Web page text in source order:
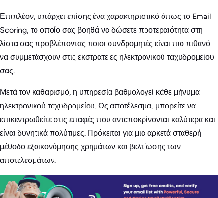
Επιπλέον, υπάρχει επίσης ένα χαρακτηριστικό όπως το Email
Scoring, το οποίο σας βοηθά να δώσετε προτεραιότητα στη
λίστα σας προβλέποντας ποιοι συνδρομητές είναι πιο πιθανό
να συμμετάσχουν στις εκστρατείες ηλεκτρονικού ταχυδρομείου
σας.
Μετά τον καθαρισμό, η υπηρεσία βαθμολογεί κάθε μήνυμα
ηλεκτρονικού ταχυδρομείου. Ως αποτέλεσμα, μπορείτε να
επικεντρωθείτε στις επαφές που ανταποκρίνονται καλύτερα και
είναι δυνητικά πολύτιμες. Πρόκειται για μια αρκετά σταθερή
μέθοδο εξοικονόμησης χρημάτων και βελτίωσης των
αποτελεσμάτων.